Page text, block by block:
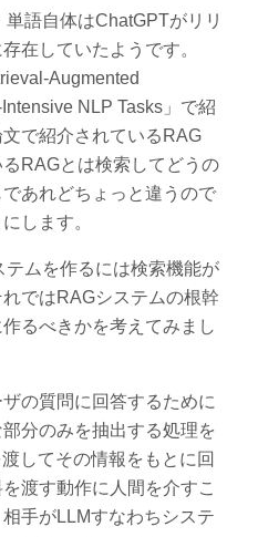
語自体はChatGPTがリリ
在していたようです。
Augmented
NLP Tasks」で紹
で紹介されているRAG
RAGとは検索してどうの
あれどちょっと違うので
します。
ムを作るには検索機能が
ではRAGシステムの根幹
るべきかを考えてみまし
の質問に回答するために
分のみを抽出する処理を
してその情報をもとに回
渡す動作に人間を介すこ
手がLLMすなわちシステ